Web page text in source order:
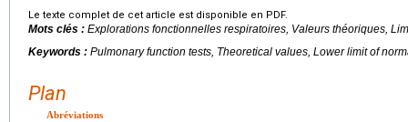
Le texte complet de cet article est disponible en PDF.
Mots clés : Explorations fonctionnelles respiratoires, Valeurs théoriques,
Keywords : Pulmonary function tests, Theoretical values, Lower limit of
Plan
Abréviations